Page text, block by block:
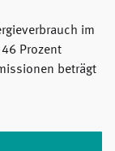
im
Prozent
beträgt